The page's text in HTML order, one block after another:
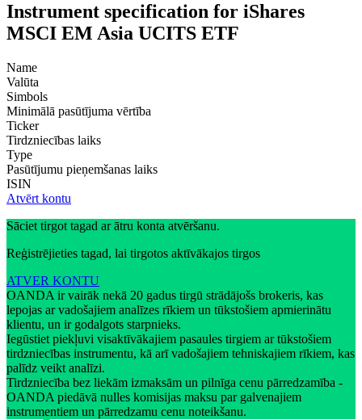
Instrument specification for iShares
MSCI EM Asia UCITS ETF
Name
Valūta
Simbols
Minimālā pasūtījuma vērtība
Ticker
Tirdzniecības laiks
Type
Pasūtījumu pieņemšanas laiks
ISIN
Atvērt kontu
Sāciet tirgot tagad ar ātru konta atvēršanu.
Reģistrējieties tagad, lai tirgotos aktīvākajos tirgos
ATVER KONTU
OANDA ir vairāk nekā 20 gadus tirgū strādājošs brokeris, kas
lepojas ar vadošajiem analīzes rīkiem un tūkstošiem apmierinātu
klientu, un ir godalgots starpnieks.
Iegūstiet piekļuvi visaktīvākajiem pasaules tirgiem ar tūkstošiem
tirdzniecības instrumentu, kā arī vadošajiem tehniskajiem rīkiem, kas
palīdz veikt analīzi.
Tirdzniecība bez liekām izmaksām un pilnīga cenu pārredzamība -
OANDA piedāvā nulles komisijas maksu par galvenajiem
instrumentiem un pārredzamu cenu noteikšanu.